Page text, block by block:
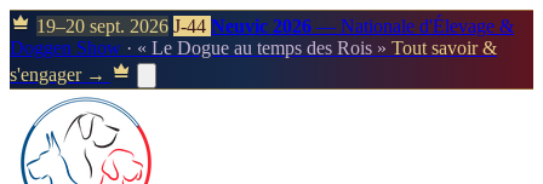
19–20 sept. 2026 J-44 Neuvic 2026 — Nationale d'Élevage &
Doggen Show · « Le Dogue au temps des Rois » Tout savoir &
s'engager →